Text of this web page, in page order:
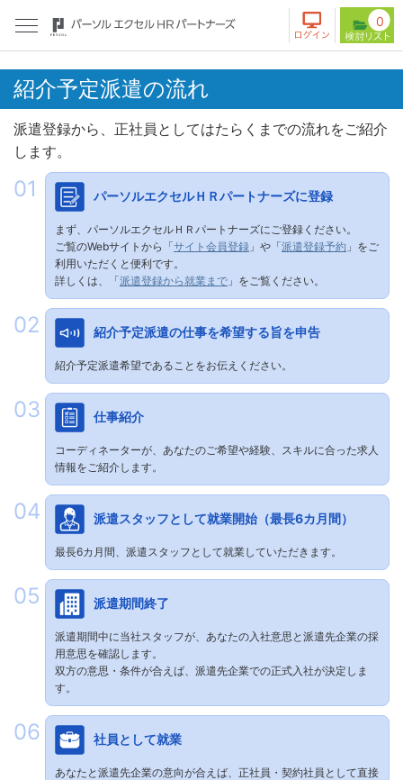
0
紹介予定派遣の流れ
派遣登録から、正社員としてはたらくまでの流れをご紹介
します。
パーソルエクセルＨＲパートナーズに登録
まず、パーソルエクセルＨＲパートナーズにご登録ください。
ご覧のWebサイトから「サイト会員登録 」や「派遣登録予約 」をご
利用いただくと便利です。
詳しくは、「派遣登録から就業まで 」をご覧ください。
紹介予定派遣の仕事を希望する旨を申告
紹介予定派遣希望であることをお伝えください。
仕事紹介
コーディネーターが、あなたのご希望や経験、スキルに合った求人
情報をご紹介します。
派遣スタッフとして就業開始（最長6カ月間）
最長6カ月間、派遣スタッフとして就業していただきます。
派遣期間終了
派遣期間中に当社スタッフが、あなたの入社意思と派遣先企業の採
用意思を確認します。
双方の意思・条件が合えば、派遣先企業での正式入社が決定しま
す。
社員として就業
あなたと派遣先企業の意向が合えば、正社員・契約社員として直接